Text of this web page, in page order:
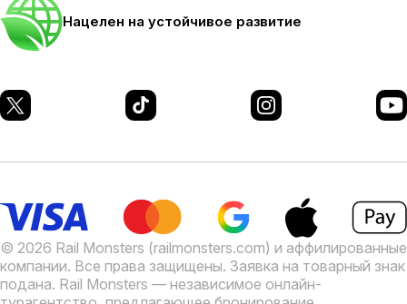
Нацелен на устойчивое развитие
© 2026 Rail Monsters (railmonsters.com) и аффилированные
компании. Все права защищены. Заявка на товарный знак
подана. Rail Monsters — независимое онлайн-